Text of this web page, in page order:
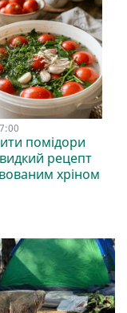
помідори
рецепт
хріном